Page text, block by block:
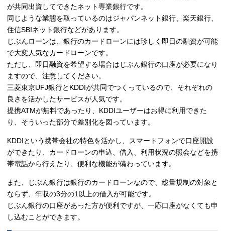
が共同出資してできたネット専業銀行です。
同じような業態を取っているのはジャパンネット銀行、楽天銀行、
住信SBIネット銀行などがあります。
じぶんローンは、銀行のカードローンには珍しく即日の融資が可能
で大変人気なカードローンです。
ただし、即日融資を希望する場合はじぶん銀行の口座が必要になり
ますので、注意してください。
三菱東京UFJ銀行とKDDIが共同でつくっているので、それぞれの
良さを活かしたサービスが人気です。
提携ATMが無料であったり、KDDIユーザーはお得に利用できた
り、そういった部分で差別化を図っています。
KDDIという携帯会社の特色を活かし、スマートフォンで口座開設
ができたり、カードローンの申込、借入、利用状況の照会などを携
帯電話から行えたり、便利な機能が備わっています。
また、じぶん銀行は銀行のカードローンなので、総量規制の対象と
ならず、年収の3分の1以上の借入が可能です。
じぶん銀行の口座があった方が便利ですが、一応口座がなくても申
し込むことができます。